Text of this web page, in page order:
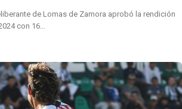
de Lomas de Zamora aprobó la rendición
con 16…